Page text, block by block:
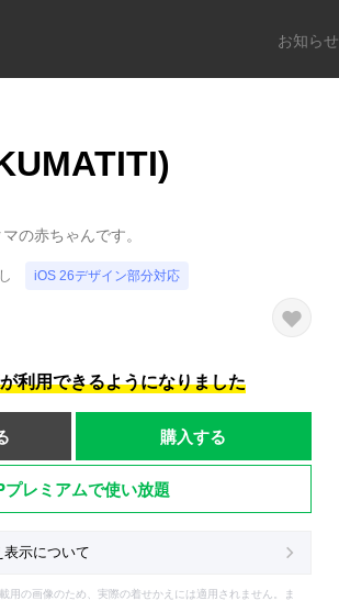
お知らせ
の赤ちゃんです。
iOS 26デザイン部分対応
利用できるようになりました
購入する
プレミアムで使い放題
示について
用の画像のため、実際の着せかえには適用されません。ま